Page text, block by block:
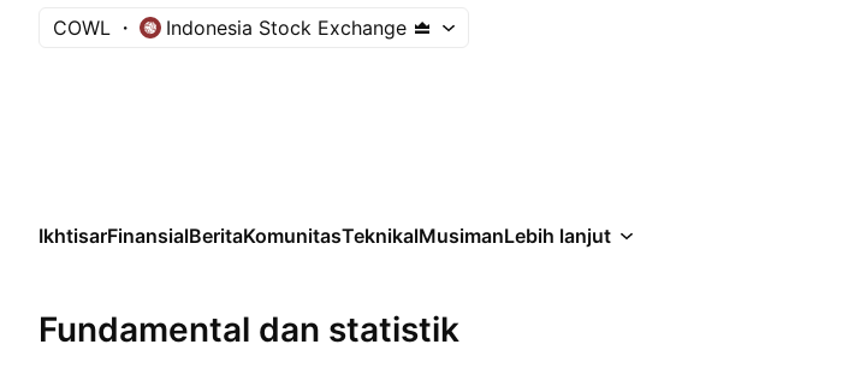
COWL Indonesia Stock Exchange
IkhtisarFinansialBeritaKomunitasTeknikalMusimanLebih lanjut
Fundamental dan statistik